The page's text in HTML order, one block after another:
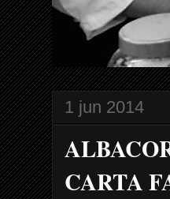
1 jun 2014
CARTA